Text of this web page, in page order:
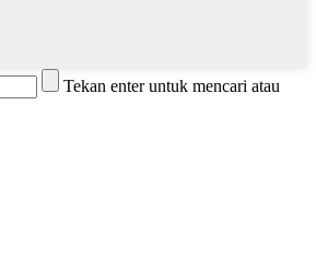
Tekan enter untuk mencari atau